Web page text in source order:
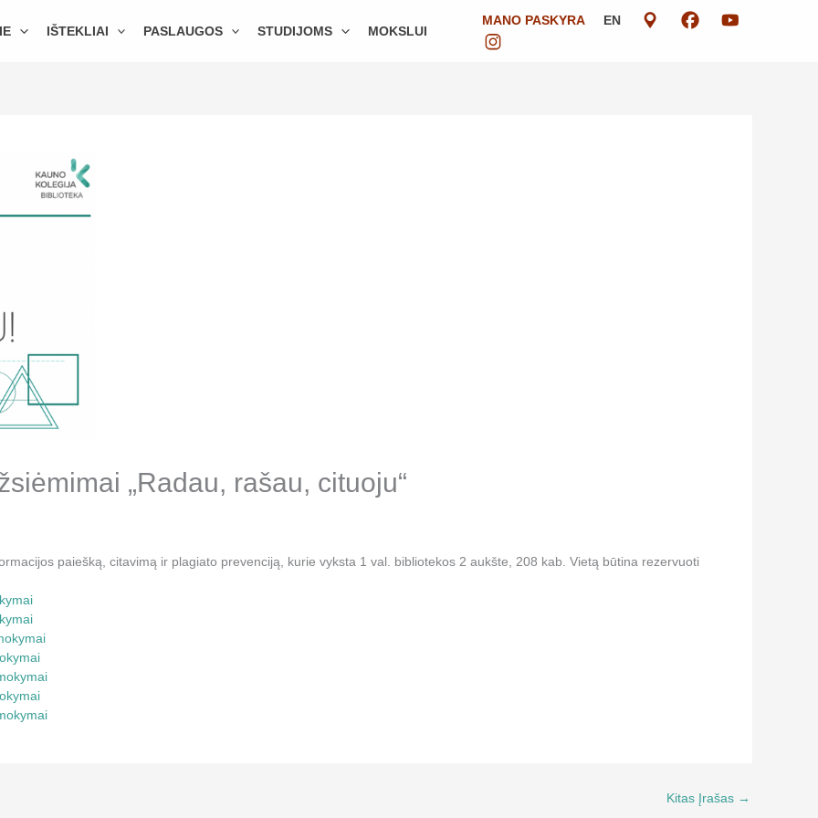
IŠTEKLIAI PASLAUGOS STUDIJOMS MOKSLUI
MANO PASKYRA EN
„Radau, rašau, cituoju“
paiešką, citavimą ir plagiato prevenciją, kurie vyksta 1 val. bibliotekos 2 aukšte, 208 kab. Vietą būtina rezervuoti
Kitas Įrašas →